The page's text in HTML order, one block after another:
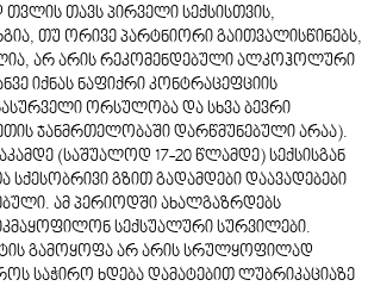
თავს პირველი სექსისთვის,
თუ ორივე პარტნიორი გაითვალისწინებს,
არ არის რეკომენდებული ალკოჰოლური
იქნას ნაფიქრი კონტრაცეფციის
ორსულობა და სხვა ბევრი
ჯანმრთელობაში დარწმუნებული არაა).
(საშუალოდ 17-20 წლამდე) სექსისგან
სქესობრივი გზით გადამდები დაავადებები
ამ პერიოდში ახალგაზრდებს
სექსუალური სურვილები.
გამოყოფა არ არის სრულყოფილად
საჭირო ხდება დამატებით ლუბრიკაციაზე